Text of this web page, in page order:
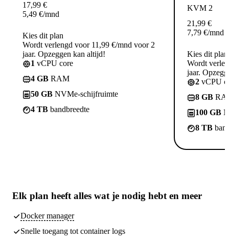
17,99 €
5,49 €/mnd
Kies dit plan
Wordt verlengd voor 11,99 €/mnd voor 2
jaar. Opzeggen kan altijd!
1 vCPU core
4 GB RAM
50 GB NVMe-schijfruimte
4 TB bandbreedte
KVM 2
21,99 €
7,79 €/mnd
Kies dit plan
Wordt
jaar.
2 vCPU
8 GB
100 GB
8 TB
Elk plan heeft alles wat je nodig hebt en meer
Docker manager
Snelle toegang tot container logs